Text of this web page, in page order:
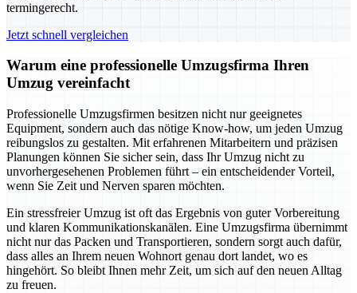
termingerecht.
Jetzt schnell vergleichen
Warum eine professionelle Umzugsfirma Ihren
Umzug vereinfacht
Professionelle Umzugsfirmen besitzen nicht nur geeignetes
Equipment, sondern auch das nötige Know-how, um jeden Umzug
reibungslos zu gestalten. Mit erfahrenen Mitarbeitern und präzisen
Planungen können Sie sicher sein, dass Ihr Umzug nicht zu
unvorhergesehenen Problemen führt – ein entscheidender Vorteil,
wenn Sie Zeit und Nerven sparen möchten.
Ein stressfreier Umzug ist oft das Ergebnis von guter Vorbereitung
und klaren Kommunikationskanälen. Eine Umzugsfirma übernimmt
nicht nur das Packen und Transportieren, sondern sorgt auch dafür,
dass alles an Ihrem neuen Wohnort genau dort landet, wo es
hingehört. So bleibt Ihnen mehr Zeit, um sich auf den neuen Alltag
zu freuen.